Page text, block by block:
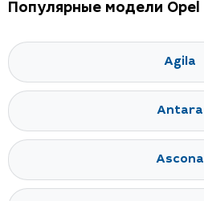
Популярные модели Opel
Agila
Antara
Ascona